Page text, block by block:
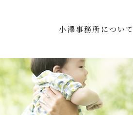
小澤事務所について